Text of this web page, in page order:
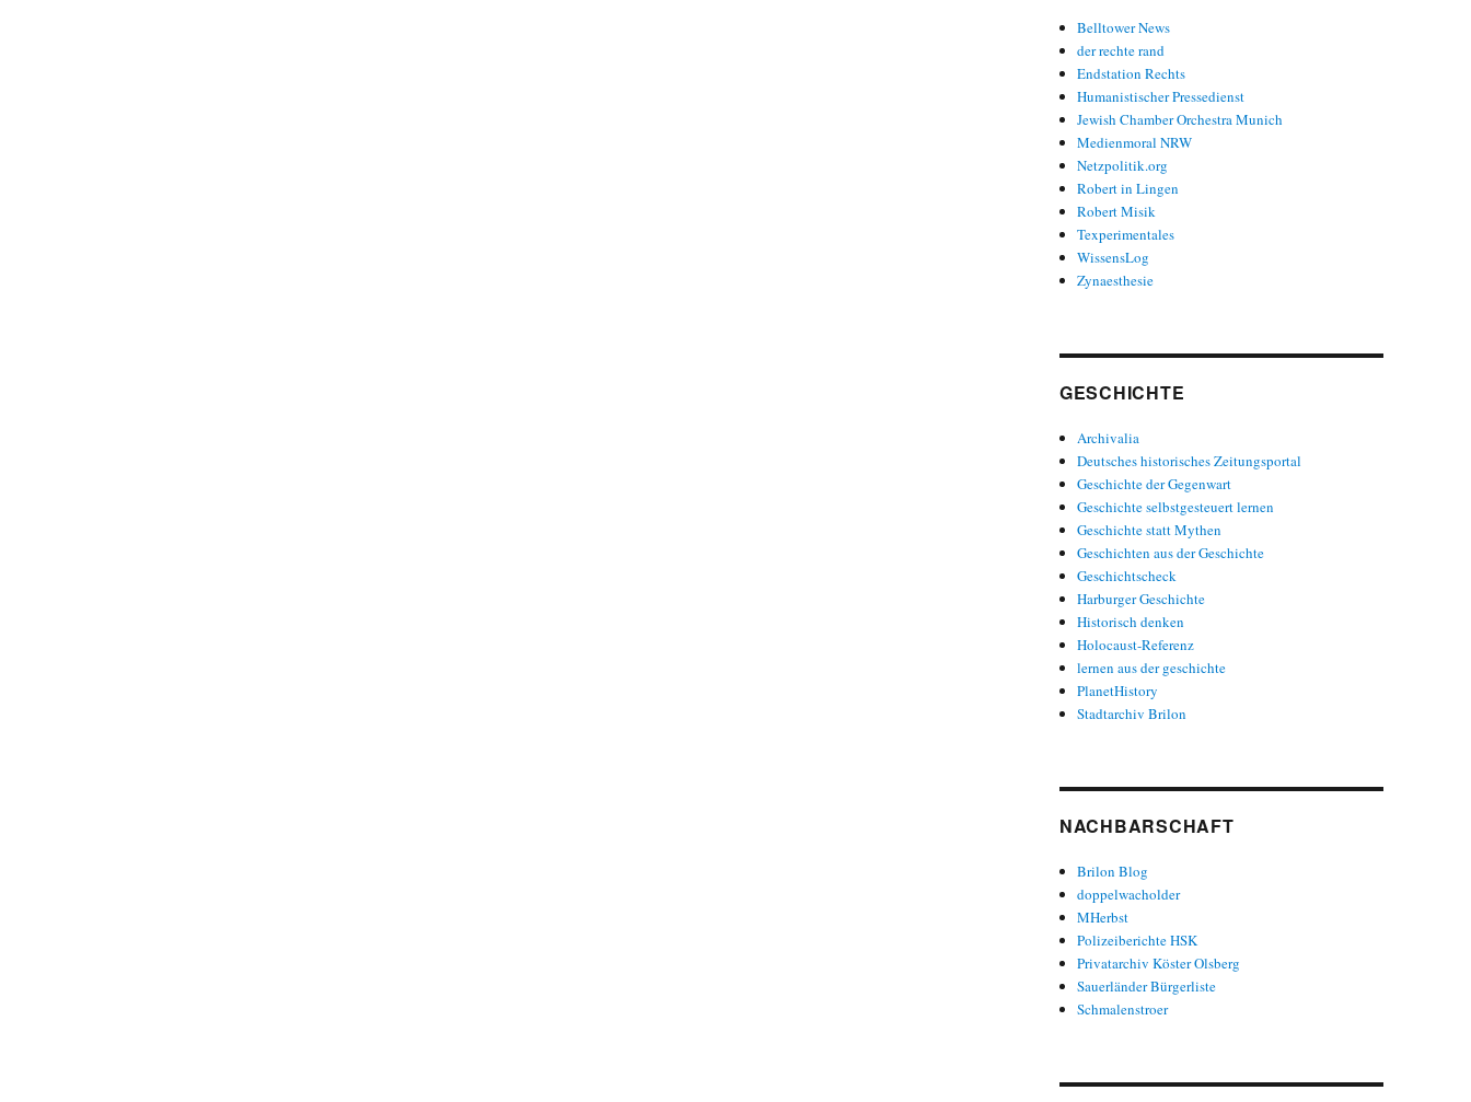
Belltower News
der rechte rand
Endstation Rechts
Humanistischer Pressedienst
Jewish Chamber Orchestra Munich
Medienmoral NRW
Netzpolitik.org
Robert in Lingen
Robert Misik
Texperimentales
WissensLog
Zynaesthesie
GESCHICHTE
Archivalia
Deutsches historisches Zeitungsportal
Geschichte der Gegenwart
Geschichte selbstgesteuert lernen
Geschichte statt Mythen
Geschichten aus der Geschichte
Geschichtscheck
Harburger Geschichte
Historisch denken
Holocaust-Referenz
lernen aus der geschichte
PlanetHistory
Stadtarchiv Brilon
NACHBARSCHAFT
Brilon Blog
doppelwacholder
MHerbst
Polizeiberichte HSK
Privatarchiv Köster Olsberg
Sauerländer Bürgerliste
Schmalenstroer